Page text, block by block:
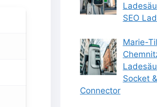
SEO
Marie-
Socket
Connector